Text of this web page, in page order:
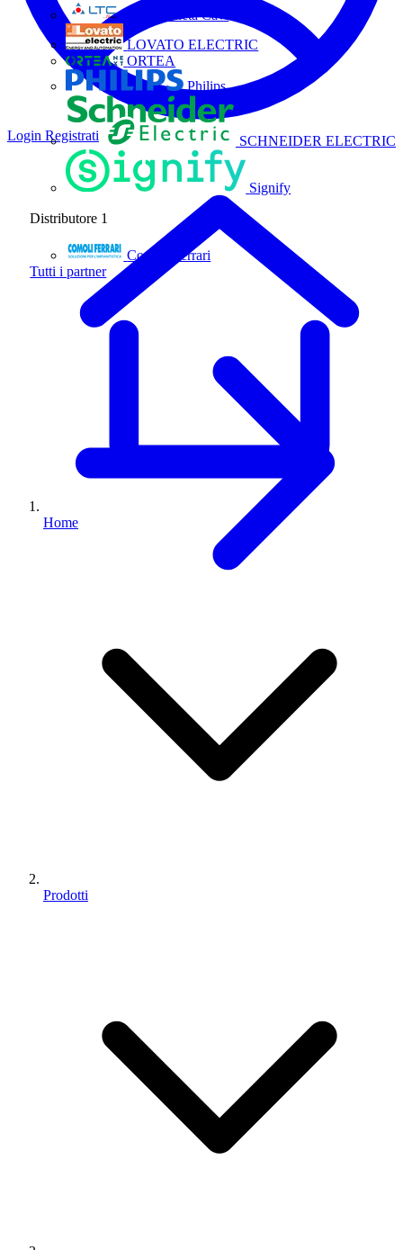
La Triveneta Cavi
LOVATO ELECTRIC
ORTEA
Philips
SCHNEIDER ELECTRIC
Signify
Distributore 1
Comoli Ferrari
Tutti i partner
Login Registrati
Home
Prodotti